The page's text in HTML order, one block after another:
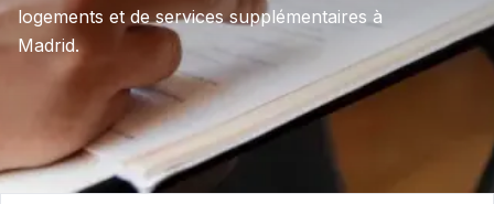
logements et de services supplémentaires à
Madrid.